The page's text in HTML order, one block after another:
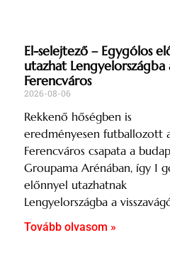
El-selejtező – Egygólos
utazhat Lengyelországba
Ferencváros
2026-08-06
Rekkenő hőségben is
eredményesen futballozott
Ferencváros csapata a
Groupama Arénában, így 1
előnnyel utazhatnak
Lengyelországba a
Tovább olvasom »